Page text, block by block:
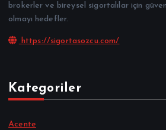
brokerler ve bireysel sigortalılar için
olmayı hedefler.
https://sigortasozcu.com/
Kategoriler
Acente